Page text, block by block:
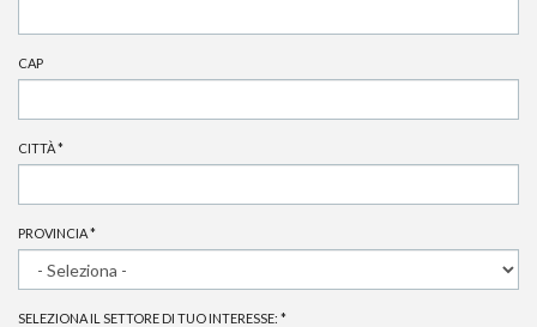
CAP
CITTÀ*
PROVINCIA*
SELEZIONA IL SETTORE DI TUO INTERESSE: *